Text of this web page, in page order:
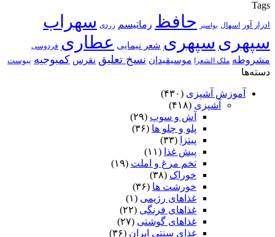
Tags
ادرار آور اسهال بواسیر حافظ رماتیسم زردی سهراب
سپهری سپهری شعر نیمایی عطاری فردوسی
مشروطه ملک الشعرا موسیقیدان نسخ تعلیق نقرس کمبوجیه یبوست
دسته‌ها
آموزش آشپزی (۴۳۰)
آشپزی (۴۱۸)
آش و سوپ (۲۹)
پلو و چلو ها (۳۶)
پیتزا
(۳۳)
پیش غذا (۱۱)
تخم مرغ و املت (۱۹)
خوراک (۳۸)
خورشت ها (۳۶)
غذاهای رژیمی (۱)
غذاهای فرنگی (۲۲)
غذاهای گوشتی (۲۷)
غذای سنتی ایران (۳۶)